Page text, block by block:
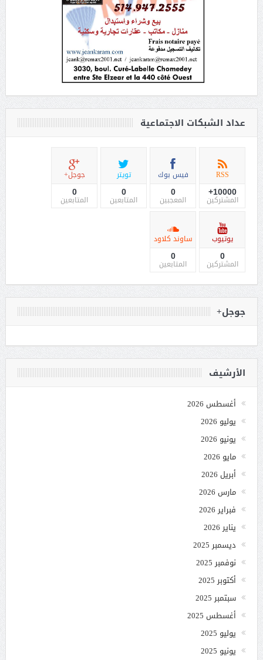
عداد الشبكات الاجتماعية
RSS
10000+
المشتركين
فيس بوك
0
المعجبين
تويتر
0
المتابعين
جوجل+
0
المتابعين
يوتيوب
0
المشتركين
ساوند كلاود
0
المتابعين
جوجل+
الأرشيف
أغسطس 2026
يوليو 2026
يونيو 2026
مايو 2026
أبريل 2026
مارس 2026
فبراير 2026
يناير 2026
ديسمبر 2025
نوفمبر 2025
أكتوبر 2025
سبتمبر 2025
أغسطس 2025
يوليو 2025
يونيو 2025